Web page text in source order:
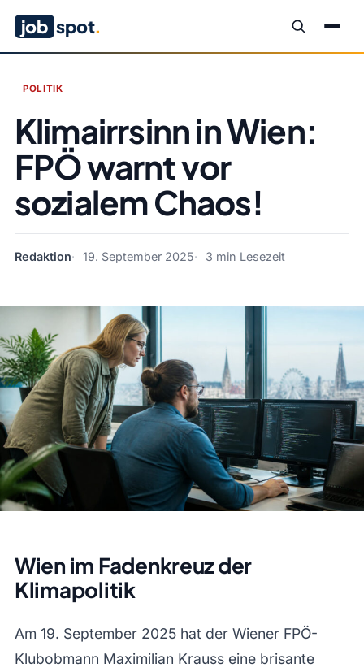
job spot.
POLITIK
Klimairrsinn in Wien:
FPÖ warnt vor
sozialem Chaos!
Redaktion 19. September 2025 3 min Lesezeit
Wien im Fadenkreuz der
Klimapolitik
Am 19. September 2025 hat der Wiener FPÖ-
Klubobmann Maximilian Krauss eine brisante